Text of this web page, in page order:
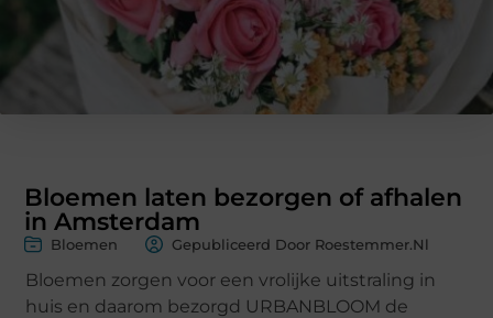
Bloemen laten bezorgen of afhalen
in Amsterdam
Bloemen Gepubliceerd Door Roestemmer.nl
Bloemen zorgen voor een vrolijke uitstraling in
huis en daarom bezorgd URBANBLOOM de